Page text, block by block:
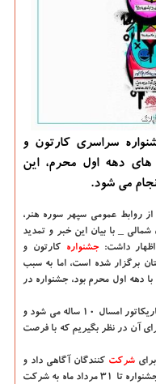
سراسری كارتون و
های دهه اول محرم، این
می شود.
از روابط عمومی سپهر سوره هنر،
_ با بیان این خبر و تمدید
جشنواره كارتون و
برگزار شده است، اما به سبب
با دهه اول محرم بود، جشنواره در
او اضافه كرد: ضمن این كه جشنواره كارتون و كاریكاتور امسال ۱۰ ساله می شود و
آن در نظر بگیریم كه با فرصت
شركت كنندگان آگاهی داد و
اظهار داشت: به سبب جابه جایی زمان برگزاری جشنواره تا ۳۱ مرداد ماه به شركت